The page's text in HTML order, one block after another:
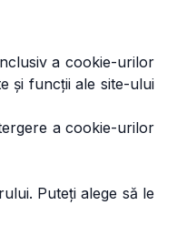
a cookie-urilor
și funcții ale site-ului
a cookie-urilor
Puteți alege să le